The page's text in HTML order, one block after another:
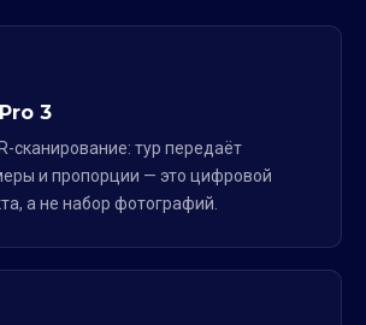
3
сканирование: тур передаёт
и пропорции — это цифровой
а не набор фотографий.